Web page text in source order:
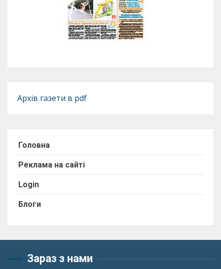
Архів газети в pdf
Головна
Реклама на сайті
Login
Блоги
Зараз з нами